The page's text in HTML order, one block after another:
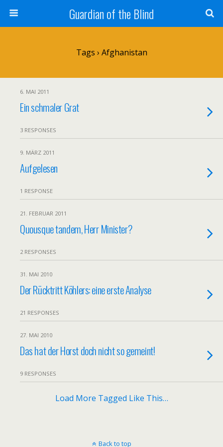
Guardian of the Blind
Tags › Afghanistan
6. MAI 2011
Ein schmaler Grat
3 RESPONSES
9. MÄRZ 2011
Aufgelesen
1 RESPONSE
21. FEBRUAR 2011
Quousque tandem, Herr Minister?
2 RESPONSES
31. MAI 2010
Der Rücktritt Köhlers: eine erste Analyse
21 RESPONSES
27. MAI 2010
Das hat der Horst doch nicht so gemeint!
9 RESPONSES
Load More Tagged Like This…
Back to top